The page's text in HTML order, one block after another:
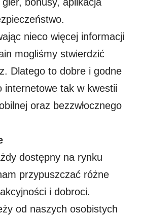
nieco więcej informacji
mogliśmy stwierdzić
Dlatego to dobre i godne
internetowe tak w kwestii
oraz bezzwłocznego
dostępny na rynku
przypuszczać różne
i dobroci.
od naszych osobistych